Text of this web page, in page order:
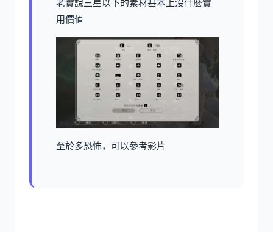
老實說三星以下的素材基本上沒什麼實
用價值
至於多恐怖，可以參考影片